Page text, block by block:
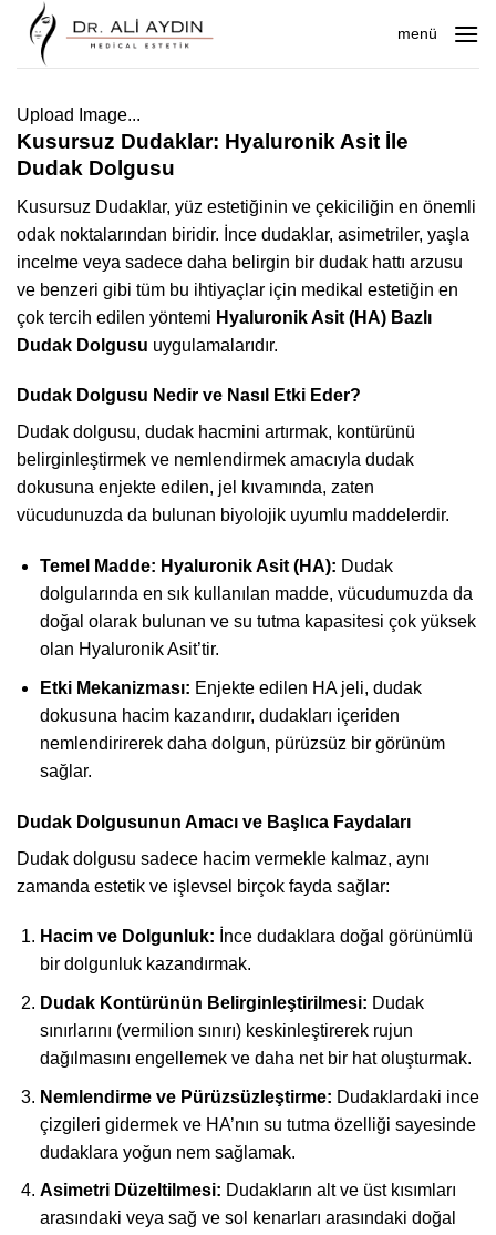
İçeriğe
menü
Upload Image...
Kusursuz Dudaklar: Hyaluronik Asit İle
Dudak Dolgusu
Kusursuz Dudaklar, yüz estetiğinin ve çekiciliğin en önemli
odak noktalarından biridir. İnce dudaklar, asimetriler, yaşla
incelme veya sadece daha belirgin bir dudak hattı arzusu
ve benzeri gibi tüm bu ihtiyaçlar için medikal estetiğin en
çok tercih edilen yöntemi Hyaluronik Asit (HA) Bazlı
Dudak Dolgusu uygulamalarıdır.
Dudak Dolgusu Nedir ve Nasıl Etki Eder?
Dudak dolgusu, dudak hacmini artırmak, kontürünü
belirginleştirmek ve nemlendirmek amacıyla dudak
dokusuna enjekte edilen, jel kıvamında, zaten
vücudunuzda da bulunan biyolojik uyumlu maddelerdir.
Temel Madde: Hyaluronik Asit (HA): Dudak
dolgularında en sık kullanılan madde, vücudumuzda da
doğal olarak bulunan ve su tutma kapasitesi çok yüksek
olan Hyaluronik Asit’tir.
Etki Mekanizması: Enjekte edilen HA jeli, dudak
dokusuna hacim kazandırır, dudakları içeriden
nemlendirirerek daha dolgun, pürüzsüz bir görünüm
sağlar.
Dudak Dolgusunun Amacı ve Başlıca Faydaları
Dudak dolgusu sadece hacim vermekle kalmaz, aynı
zamanda estetik ve işlevsel birçok fayda sağlar:
Hacim ve Dolgunluk: İnce dudaklara doğal görünümlü
bir dolgunluk kazandırmak.
Dudak Kontürünün Belirginleştirilmesi: Dudak
sınırlarını (vermilion sınırı) keskinleştirerek rujun
dağılmasını engellemek ve daha net bir hat oluşturmak.
Nemlendirme ve Pürüzsüzleştirme: Dudaklardaki ince
çizgileri gidermek ve HA’nın su tutma özelliği sayesinde
dudaklara yoğun nem sağlamak.
Asimetri Düzeltilmesi: Dudakların alt ve üst kısımları
arasındaki veya sağ ve sol kenarları arasındaki doğal